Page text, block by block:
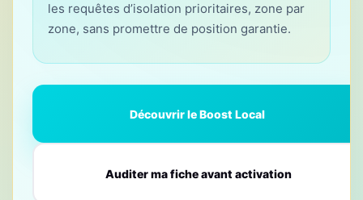
les requêtes d’isolation prioritaires, zone par
zone, sans promettre de position garantie.
Découvrir le Boost Local
Auditer ma fiche avant activation